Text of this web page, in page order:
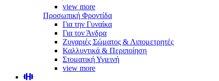
view more
Προσωπική Φροντίδα
Για την Γυναίκα
Για τον Άνδρα
Ζυγαριές Σώματος & Λιπομετρητές
Καλλυντικά & Περιποίηση
Στοματική Υγιεινή
view more